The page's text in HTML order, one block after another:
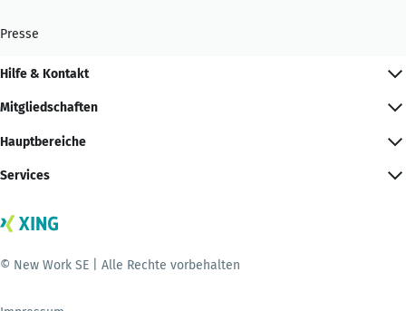
Presse
Hilfe & Kontakt
Mitgliedschaften
Hauptbereiche
Services
© New Work SE | Alle Rechte vorbehalten